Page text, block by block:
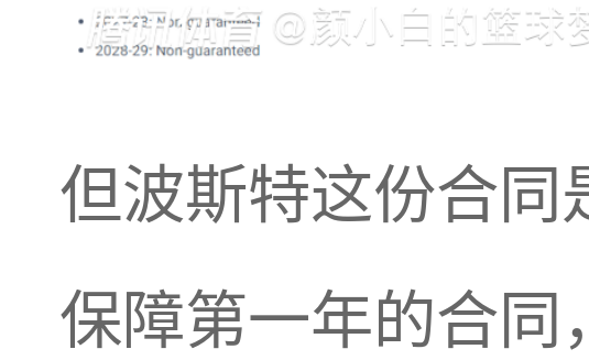
但波斯特这份合同
保障第一年的合同